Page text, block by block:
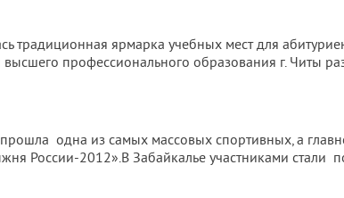
традиционная ярмарка учебных мест для
профессионального образования г. Читы
одна из самых массовых спортивных, а
России-2012».В Забайкалье участниками стали